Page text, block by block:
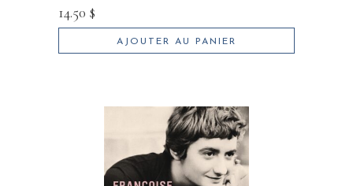
14.50 $
AJOUTER AU PANIER